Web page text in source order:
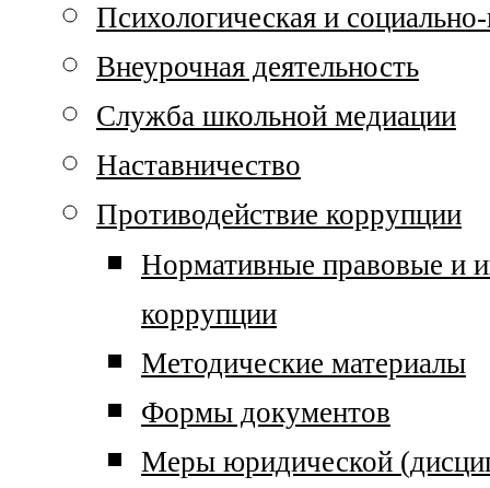
Психологическая и
Внеурочная деятельность
Служба школьной медиации
Наставничество
Противодействие коррупции
Нормативные правовые и
коррупции
Методические материалы
Формы документов
Меры юридической